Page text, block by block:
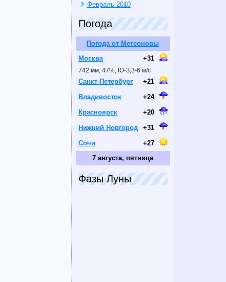
Февраль 2010
Погода
Погода от Метеоновы
Москва
+31
742 мм, 47%, Ю-З,3-6 м/с
Санкт-Петербург
+21
Владивосток
+24
Красноярск
+20
Нижний Новгород
+31
Сочи
+27
7 августа, пятница
Фазы Луны